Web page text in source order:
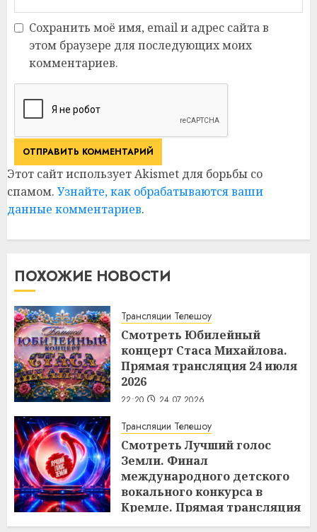
Сохранить моё имя, email и адрес сайта в
этом браузере для последующих моих
комментариев.
Этот сайт использует Akismet для борьбы со
спамом. Узнайте, как обрабатываются ваши
данные комментариев.
ПОХОЖИЕ НОВОСТИ
Трансляции Телешоу
Смотреть Юбилейный
концерт Стаса Михайлова.
Прямая трансляция 24 июля
2026
22:20 24.07.2026
Трансляции Телешоу
Смотреть Лучший голос
Земли. Финал
международного детского
вокального конкурса в
Кремле. Прямая трансляция
5 июля 2026